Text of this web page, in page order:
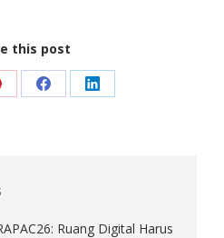
this post
Share Share
Ruang Digital Harus